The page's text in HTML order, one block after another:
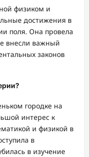
физиком и
достижения в
поля. Она провела
внесли важный
законов
городке на
интерес к
и физикой в
в
в изучение